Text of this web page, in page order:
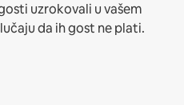
uzrokovali u vašem
da ih gost ne plati.